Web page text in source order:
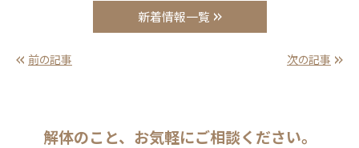
前の記事
新着情報一覧
次の記事
解体のこと、 お気軽にご相談ください。